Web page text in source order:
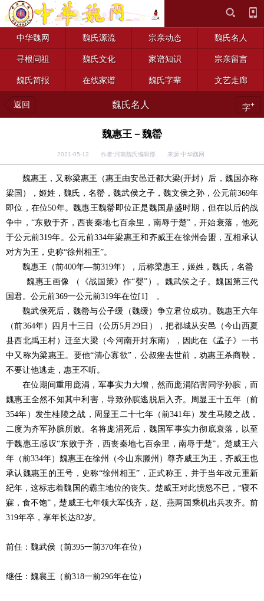
中华魏网 魏氏源流 宗亲动态 魏氏名人
寻根问祖 魏氏文化 家谱知识 宗亲留言
魏氏简报 在线家谱 魏氏字辈 文艺走廊
返回 魏氏名人 字+
魏惠王－魏罃
2021-05-12 作者:河南魏氏编辑部 来源:中华魏网
魏惠王，又称梁惠王（惠王由安邑迁都大梁(开封）后，魏国亦称
梁国），姬姓，魏氏，名罃，魏武侯之子，魏文侯之孙，公元前369年
即位，在位50年。魏惠王魏罃即位正是魏国鼎盛时期，但在以后的战
争中，“东败于齐，西丧秦地七百余里，南辱于楚”，开始衰落，他死
于公元前319年。公元前334年梁惠王和齐威王在徐州会盟，互相承认
对方为王，史称“徐州相王”。
魏惠王（前400年—前319年），后称梁惠王，姬姓，魏氏，名罃
魏惠王画像 （《战国策》作“婴”）。魏武侯之子。魏国第三代
国君。公元前369一公元前319年在位[1] 。
魏武侯死后，魏罃与公子缓（魏缓）争立君位成功。魏惠王六年
（前364年）四月十三日（公历5月29日），把都城从安邑（今山西夏
县西北禹王村）迁至大梁（今河南开封东南），因此在《孟子》一书
中又称为梁惠王。要他“清心寡欲”，公叔痤去世前，劝惠王杀商鞅，
不要让他逃走，惠王不听。
在位期间重用庞涓，军事实力大增，然而庞涓陷害同学孙膑，而
魏惠王全然不知其中利害，导致孙膑逃脱后入齐。周显王十五年（前
354年）发生桂陵之战，周显王二十七年（前341年）发生马陵之战，
二度为齐军孙膑所败。名将庞涓死后，魏国军事实力彻底衰落，以至
于魏惠王感叹“东败于齐，西丧秦地七百余里，南辱于楚”。楚威王六
年（前334年）魏惠王在徐州（今山东滕州）尊齐威王为王，齐威王也
承认魏惠王的王号，史称“徐州相王”，正式称王，并于当年改元重新
纪年，这标志着魏国的霸主地位的丧失。楚威王对此愤怒不已，“寝不
寐，食不饱”，楚威王七年领大军伐齐，赵、燕两国乘机出兵攻齐。前
319年卒，享年长达82岁。
前任：魏武侯（前395一前370年在位）
继任：魏襄王（前318一前296年在位）